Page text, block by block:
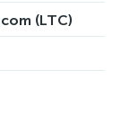
(LTC)